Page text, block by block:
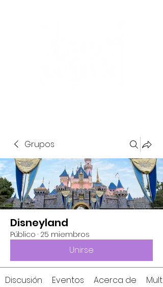
Grupos
Disneyland
Público · 25 miembros
Unirse
Discusión Eventos Acerca de